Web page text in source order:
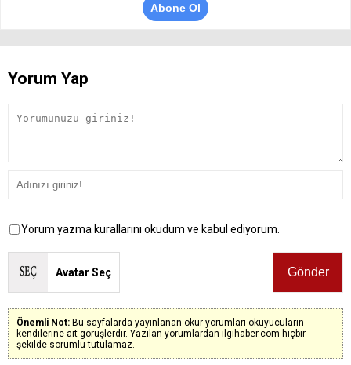
Abone Ol
Yorum Yap
Yorum yazma kurallarını okudum ve kabul ediyorum.
Avatar Seç
Önemli Not: Bu sayfalarda yayınlanan okur yorumları okuyucuların
kendilerine ait görüşlerdir. Yazılan yorumlardan ilgihaber.com hiçbir
şekilde sorumlu tutulamaz.